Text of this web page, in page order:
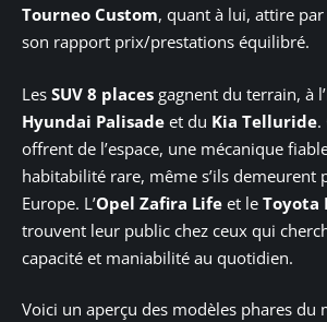
Tourneo Custom, quant à lui, attire
son rapport prix/prestations équilibré.
Les SUV 8 places gagnent du terrain, à
Hyundai Palisade et du Kia Telluride.
offrent de l’espace, une mécanique
habitabilité rare, même s’ils demeurent
Europe. L’Opel Zafira Life et le Toyota
trouvent leur public chez ceux qui
capacité et maniabilité au quotidien.
Voici un aperçu des modèles phares du